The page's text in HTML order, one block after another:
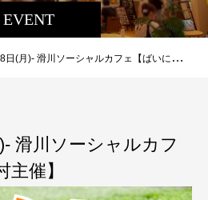
EVENT
月)- 滑川ソーシャルカフェ【ばいにゃこ村主催】
滑川ソーシャルカフ
催】